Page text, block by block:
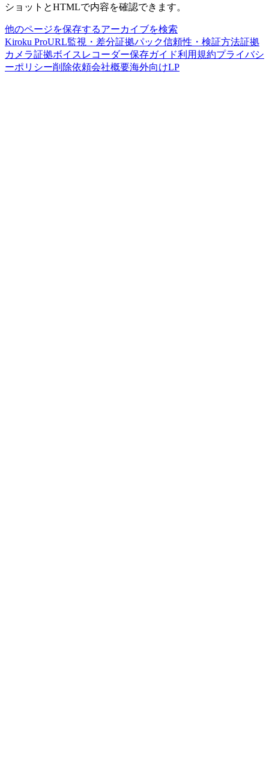
ショットとHTMLで内容を確認できます。
他のページを保存するアーカイブを検索
Kiroku ProURL監視・差分証拠パック信頼性・検証方法証拠
カメラ証拠ボイスレコーダー保存ガイド利用規約プライバシ
ーポリシー削除依頼会社概要海外向けLP